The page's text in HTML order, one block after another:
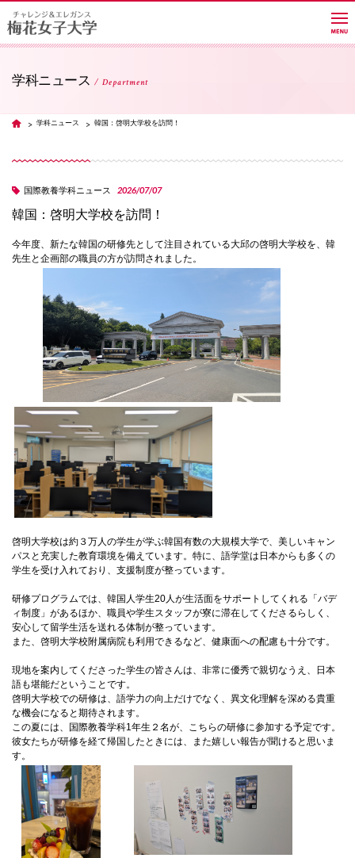
学部・学科・大学院
教員紹介サイト
キャンパスライフ
進路・就職
国際交流
産学連携
入試情報
交通アクセス
代表
072-643-6221
入試広報部
072-643-6566
学科ニュース Department
TOP 学科ニュース 韓国：啓明大学校を訪問！
国際教養学科ニュース 2026/07/07
韓国：啓明大学校を訪問！
今年度、新たな韓国の研修先として注目されている大邱の啓明大学校を、韓
先生と企画部の職員の方が訪問されました。
啓明大学校は約３万人の学生が学ぶ韓国有数の大規模大学で、美しいキャン
パスと充実した教育環境を備えています。特に、語学堂は日本からも多くの
学生を受け入れており、支援制度が整っています。
研修プログラムでは、韓国人学生20人が生活面をサポートしてくれる「バデ
ィ制度」があるほか、職員や学生スタッフが寮に滞在してくださるらしく、
安心して留学生活を送れる体制が整っています。
また、啓明大学校附属病院も利用できるなど、健康面への配慮も十分です。
現地を案内してくださった学生の皆さんは、非常に優秀で親切なうえ、日本
語も堪能だということです。
啓明大学校での研修は、語学力の向上だけでなく、異文化理解を深める貴重
な機会になると期待されます。
この夏には、国際教養学科1年生２名が、こちらの研修に参加する予定です。
彼女たちが研修を経て帰国したときには、また嬉しい報告が聞けると思いま
す。